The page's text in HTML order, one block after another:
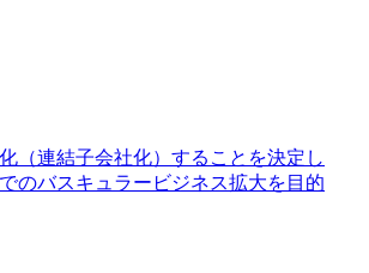
（連結子会社化）することを決定し
のバスキュラービジネス拡大を目的